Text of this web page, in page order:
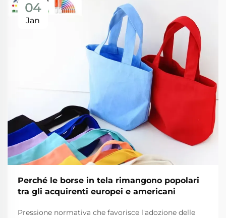
04
Jan
Perché le borse in tela rimangono popolari
tra gli acquirenti europei e americani
Pressione normativa che favorisce l'adozione delle